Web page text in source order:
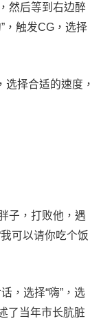
然后等到右边醉
，触发CG，选择
择合适的速度，
子，打败他，遇
可以请你吃个饭
，选择“嗨”，选
了当年市长肮脏